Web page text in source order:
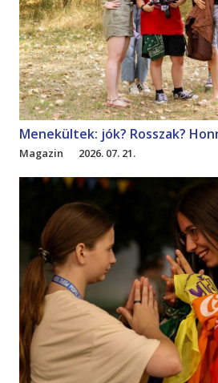
Menekültek: jók? Rosszak?
Magazin 2026. 07. 21.